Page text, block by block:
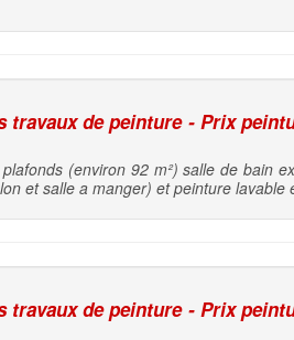
travaux de peinture - Prix
(environ 92 m²) salle de bain
et salle a manger) et peinture lavable
travaux de peinture - Prix